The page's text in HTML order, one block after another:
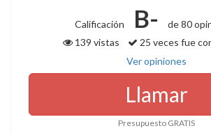
Calificación B-
de 80
139 vistas
25 veces fue
Ver opiniones
Llamar
Presupuesto GRATIS